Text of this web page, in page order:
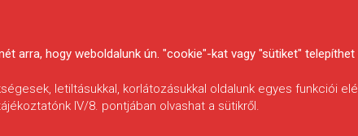
arra, hogy weboldalunk ún. "cookie"-kat vagy "sütiket" telepíthet
letiltásukkal, korlátozásukkal oldalunk egyes funkciói
IV/8. pontjában olvashat a sütikről.